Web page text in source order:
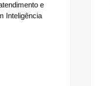
e
Inteligência